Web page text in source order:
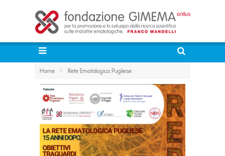
Home Rete Ematologica Pugliese